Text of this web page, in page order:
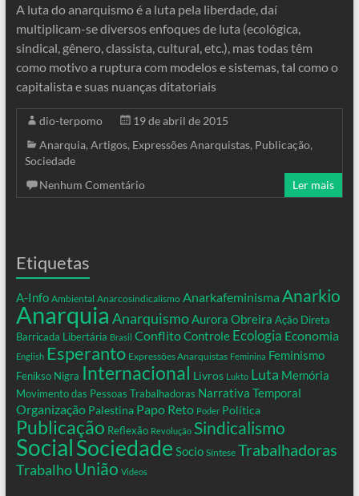
A luta do anarquismo é a luta pela liberdade, daí
multiplicam-se diversos enfoques de luta (ecológica,
sindical, gênero, classista, cultural, etc.), mas todas têm
como motivo a ruptura com modelos e sistemas, tal como o
capitalista e suas nuanças ditatoriais
dio-terpomo
19 de abril de 2015
Anarquia, Artigos, Expressões Anarquistas, Publicação,
Sociedade
Nenhum Comentário
Ler mais
Etiquetas
A-Info Ambiental Anarcosindicalismo Anarkafeminisma Anarkio
Anarquia AnarquismoAurora Obreira Ação Direta
Barricada Libertária Brasil ConflitoControle Ecologia Economia
English Esperanto Expressões Anarquistas Feminina Feminismo
Fenikso Nigra Internacional Livros Lukto Luta Memória
Movimento das Pessoas Trabalhadoras Narrativa Temporal
Organização Palestina Papo Reto Poder Política
Publicação Reflexão Revolução Sindicalismo
SocialSociedade Socio Síntese Trabalhadoras
Trabalho União Videos